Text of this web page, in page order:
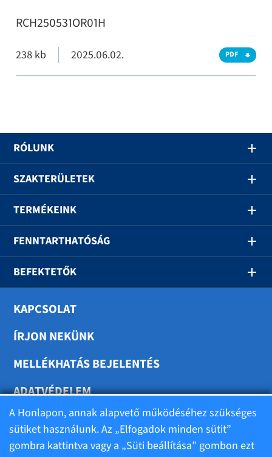
RCH250531OR01H
238 kb 2025.06.02. PDF
RÓLUNK
SZAKTERÜLETEK
TERMÉKEINK
FENNTARTHATÓSÁG
BEFEKTETŐK
KAPCSOLAT
ÍRJON NEKÜNK
MELLÉKHATÁS BEJELENTÉS
ADATVÉDELEM
SÜTIK BEÁLLÍTÁSA
A Honlapon, annak alapvető működéséhez szükséges
sütiket használunk. Az „Elfogadok minden sütit”
gombra kattintva vagy a „Süti beállítása” gombon ezt